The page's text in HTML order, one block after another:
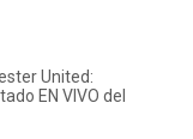
United:
EN VIVO del